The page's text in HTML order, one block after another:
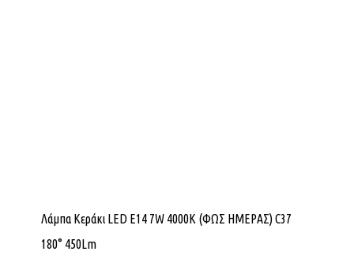
Λάμπα Κεράκι LED E14 7W 4000K (ΦΩΣ ΗΜΕΡΑΣ) C37
180° 450Lm